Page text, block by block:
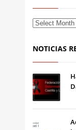
NOTICIAS